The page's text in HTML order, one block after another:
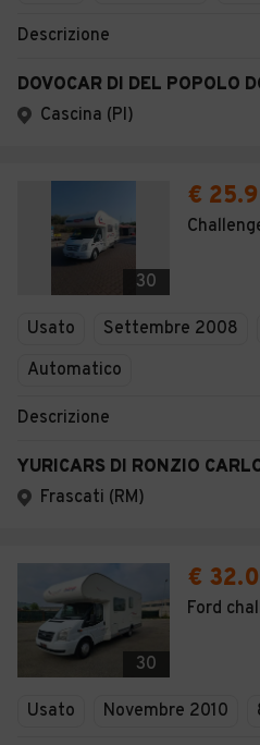
Descrizione
DOVOCAR DI DEL POPOLO
Cascina (PI)
30
€
Usato Settembre 2008
Automatico
Descrizione
YURICARS DI RONZIO
Frascati (RM)
30
€
Ford
Usato Novembre 2010